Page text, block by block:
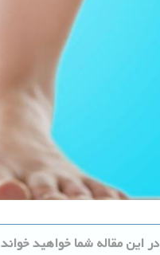
در این مقاله شما خواهید خواند